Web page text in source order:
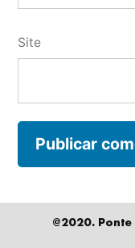
Site
@2020.